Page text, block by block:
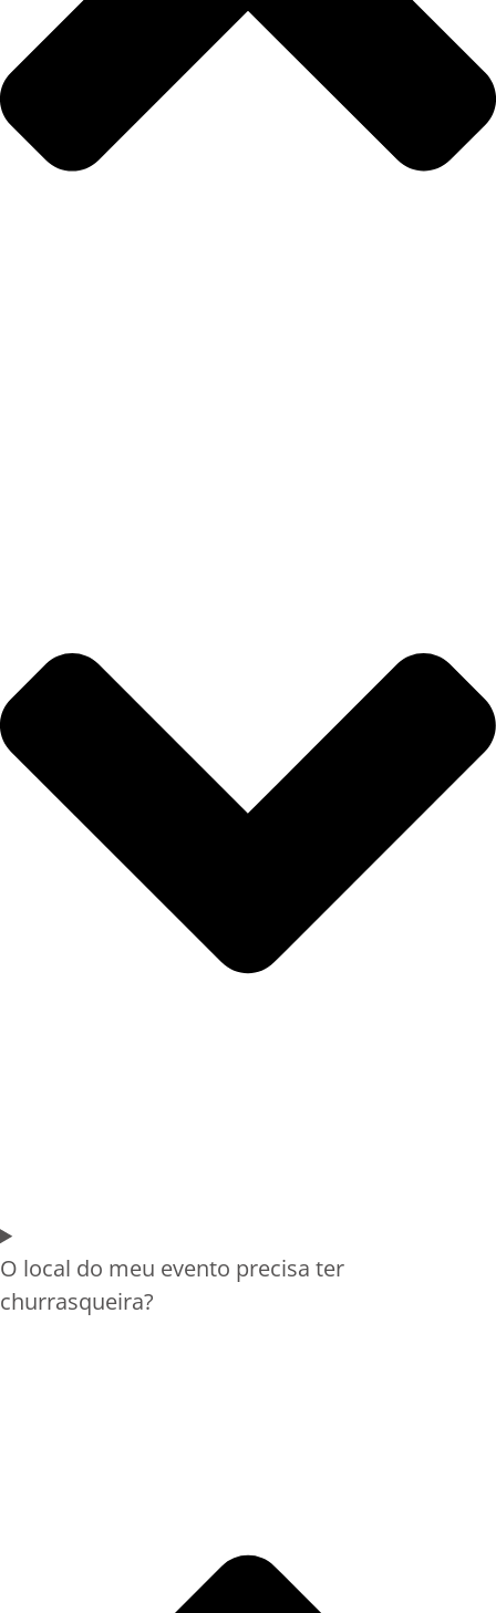
O local do meu evento precisa ter
churrasqueira?